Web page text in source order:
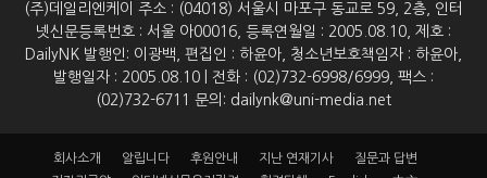
(주)데일리엔케이 주소 : (04018) 서울시 마포구 동교로 59, 2층, 인터
넷신문등록번호 : 서울 아00016, 등록연월일 : 2005.08.10, 제호 :
DailyNK 발행인: 이광백, 편집인 : 하윤아, 청소년보호책임자 : 하윤아,
발행일자 : 2005.08.10 | 전화 : (02)732-6998/6999, 팩스 :
(02)732-6711 문의: dailynk@uni-media.net
회사소개 알립니다 후원안내 지난 연재기사
질문과 답변